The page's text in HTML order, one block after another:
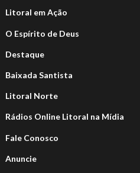
Litoral em Ação
O Espírito de Deus
Destaque
Baixada Santista
Litoral Norte
Rádios Online Litoral na Mídia
Fale Conosco
Anuncie